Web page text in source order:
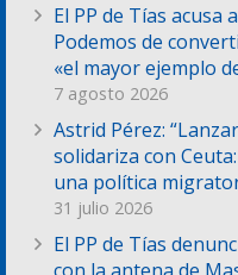
El PP de Tías acusa
Podemos de
«el mayor ejemplo
7 agosto 2026
Astrid Pérez:
solidariza con
una política
31 julio 2026
El PP de Tías
con la antena de